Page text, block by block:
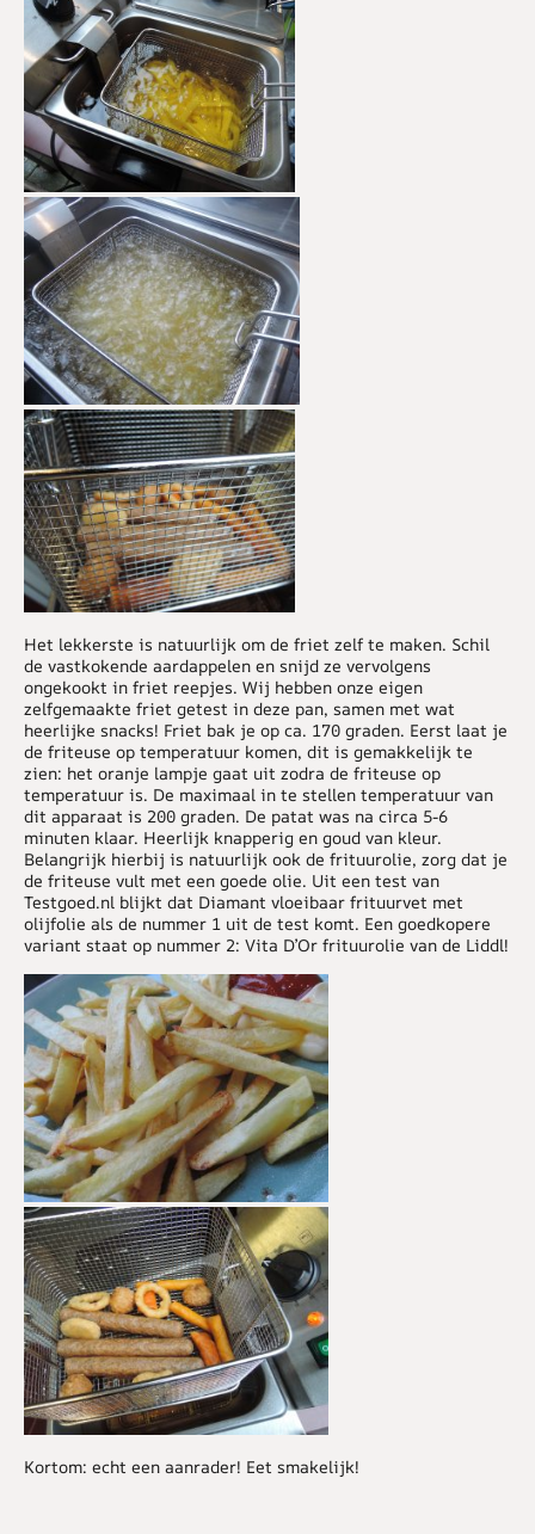
Het lekkerste is natuurlijk om de friet zelf te maken. Schil
de vastkokende aardappelen en snijd ze vervolgens
ongekookt in friet reepjes. Wij hebben onze eigen
zelfgemaakte friet getest in deze pan, samen met wat
heerlijke snacks! Friet bak je op ca. 170 graden. Eerst laat je
de friteuse op temperatuur komen, dit is gemakkelijk te
zien: het oranje lampje gaat uit zodra de friteuse op
temperatuur is. De maximaal in te stellen temperatuur van
dit apparaat is 200 graden. De patat was na circa 5-6
minuten klaar. Heerlijk knapperig en goud van kleur.
Belangrijk hierbij is natuurlijk ook de frituurolie, zorg dat je
de friteuse vult met een goede olie. Uit een test van
Testgoed.nl blijkt dat Diamant vloeibaar frituurvet met
olijfolie als de nummer 1 uit de test komt. Een goedkopere
variant staat op nummer 2: Vita D’Or frituurolie van de Liddl!
Kortom: echt een aanrader! Eet smakelijk!